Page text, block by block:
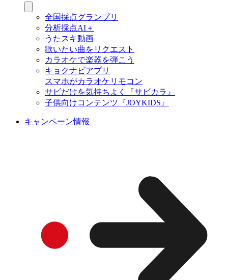
全国採点グランプリ
分析採点AI＋
うたスキ動画
歌いたい曲をリクエスト
カラオケで楽器を弾こう
キョクナビアプリ
スマホがカラオケリモコン
サビだけを気持ちよく『サビカラ』
子供向けコンテンツ『JOYKIDS』
キャンペーン情報